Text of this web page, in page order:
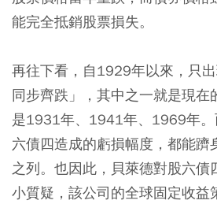
能完全抵銷股票損失。
再往下看，自1929年以來，只
同步齊跌」，其中之一就是現
是1931年、1941年、1969年。
六債四造成的虧損幅度，都能躋
之列。也因此，貝萊德對股六債
小質疑，該公司的全球固定收益